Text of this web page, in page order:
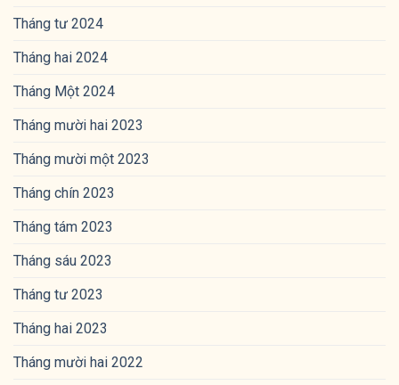
Tháng tư 2024
Tháng hai 2024
Tháng Một 2024
Tháng mười hai 2023
Tháng mười một 2023
Tháng chín 2023
Tháng tám 2023
Tháng sáu 2023
Tháng tư 2023
Tháng hai 2023
Tháng mười hai 2022